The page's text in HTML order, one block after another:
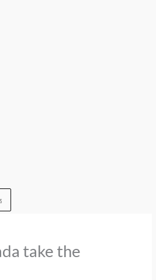
take the